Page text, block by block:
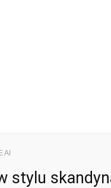
AI
stylu